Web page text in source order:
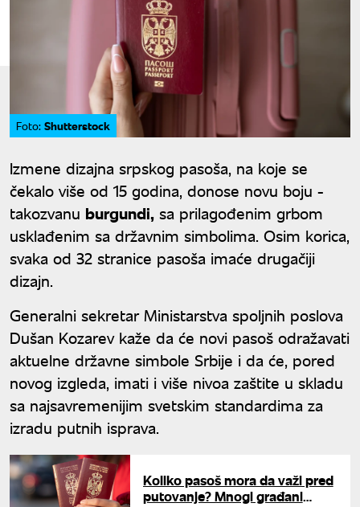
Foto: Shutterstock
Izmene dizajna srpskog pasoša, na koje se
čekalo više od 15 godina, donose novu boju -
takozvanu burgundi, sa prilagođenim grbom
usklađenim sa državnim simbolima. Osim korica,
svaka od 32 stranice pasoša imaće drugačiji
dizajn.
Generalni sekretar Ministarstva spoljnih poslova
Dušan Kozarev kaže da će novi pasoš odražavati
aktuelne državne simbole Srbije i da će, pored
novog izgleda, imati i više nivoa zaštite u skladu
sa najsavremenijim svetskim standardima za
izradu putnih isprava.
Koliko pasoš mora da važi pred
putovanje? Mnogi građani